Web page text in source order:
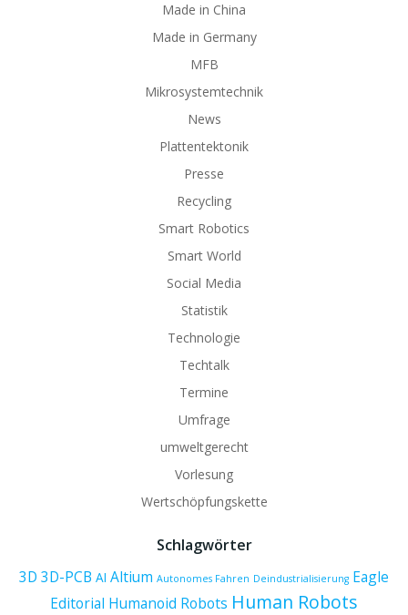
Made in China
Made in Germany
MFB
Mikrosystemtechnik
News
Plattentektonik
Presse
Recycling
Smart Robotics
Smart World
Social Media
Statistik
Technologie
Techtalk
Termine
Umfrage
umweltgerecht
Vorlesung
Wertschöpfungskette
Schlagwörter
3D 3D-PCB AI Altium Autonomes Fahren Deindustrialisierung Eagle
Editorial Humanoid Robots Human Robots